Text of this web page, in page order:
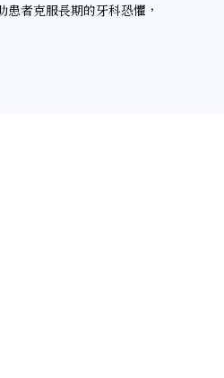
者克服長期的牙科恐懼，